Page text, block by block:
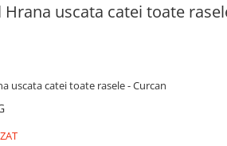
uscata catei toate
uscata catei toate rasele - Curcan